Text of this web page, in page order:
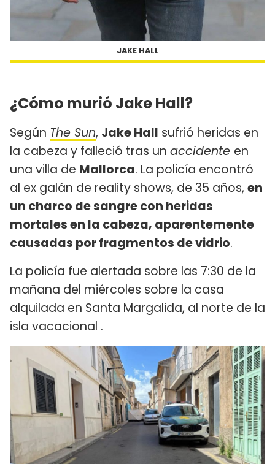
JAKE HALL
¿Cómo murió Jake Hall?
Según The Sun, Jake Hall sufrió heridas en
la cabeza y falleció tras un accidente en
una villa de Mallorca. La policía encontró
al ex galán de reality shows, de 35 años, en
un charco de sangre con heridas
mortales en la cabeza, aparentemente
causadas por fragmentos de vidrio.
La policía fue alertada sobre las 7:30 de la
mañana del miércoles sobre la casa
alquilada en Santa Margalida, al norte de la
isla vacacional .